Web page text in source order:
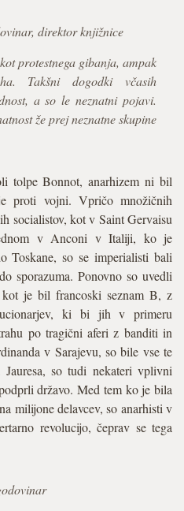
direktor knjižnice
protestnega gibanja, ampak
Takšni dogodki včasih
a so le neznatni pojavi.
že prej neznatne skupine
tolpe Bonnot, anarhizem ni bil
proti vojni. Vpričo množičnih
socialistov, kot v Saint Gervaisu
v Anconi v Italiji, ko je
Toskane, so se imperialisti bali
sporazuma. Ponovno so uvedli
kot je bil francoski seznam B, z
ki bi jih v primeru
po tragični aferi z banditi in
v Sarajevu, so bile vse te
so tudi nekateri vplivni
državo. Med tem ko je bila
milijone delavcev, so anarhisti v
revolucijo, čeprav se tega